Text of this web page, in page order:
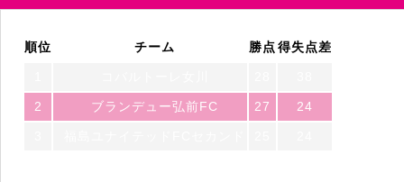
順位 チーム 勝点得失点差
2 ブランデュー弘前FC 27 24